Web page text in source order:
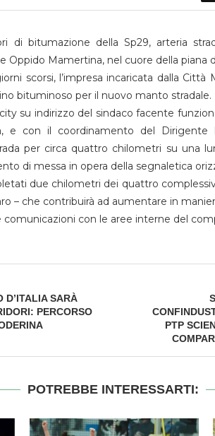
di bitumazione della Sp29, arteria
Oppido Mamertina, nel cuore della piana
scorsi, l’impresa incaricata dalla
bituminoso per il nuovo manto stradale.
su indirizzo del sindaco facente
e con il coordinamento del Dirigente
per circa quattro chilometri su una
di messa in opera della segnaletica
due chilometri dei quattro
– che contribuirà ad aumentare in
comunicazioni con le aree interne del
D’ITALIA SARÀ
PERCORSO
PTP
POTREBBE INTERESSARTI: